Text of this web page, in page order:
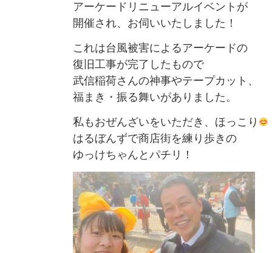
アーケードリニューアルイベントが
開催され、お伺いいたしました！
これは台風被害によるアーケードの
復旧工事が完了したもので
武信稲荷さんの神事やテープカット、
福まき・振る舞いがありました。
私もおぜんざいをいただき、ほっこり
はるぼんずで商店街を練り歩きの
ゆっけちゃんとパチリ！